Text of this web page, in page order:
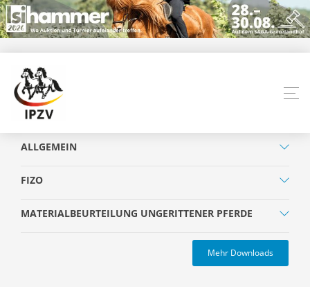
ALLGEMEIN
FIZO
MATERIALBEURTEILUNG UNGERITTENER PFERDE
Mehr Downloads